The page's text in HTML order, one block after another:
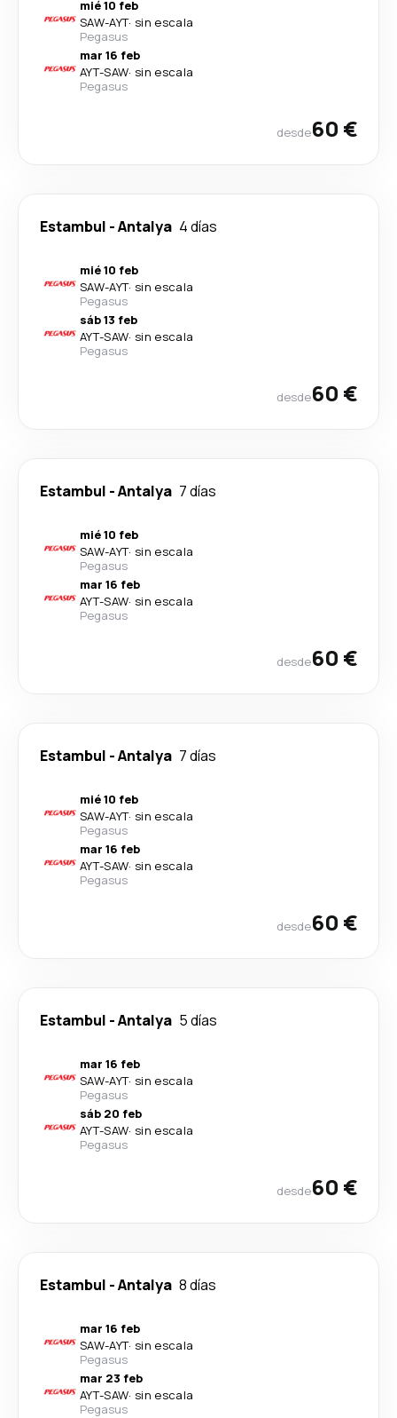
mié 10 feb
SAW-AYT· sin escala
Pegasus
mar 16 feb
AYT-SAW· sin escala
Pegasus
desde60 €
Estambul -Antalya 4 días
mié 10 feb
SAW-AYT· sin escala
Pegasus
sáb 13 feb
AYT-SAW· sin escala
Pegasus
desde60 €
Estambul -Antalya 7 días
mié 10 feb
SAW-AYT· sin escala
Pegasus
mar 16 feb
AYT-SAW· sin escala
Pegasus
desde60 €
Estambul -Antalya 7 días
mié 10 feb
SAW-AYT· sin escala
Pegasus
mar 16 feb
AYT-SAW· sin escala
Pegasus
desde60 €
Estambul -Antalya 5 días
mar 16 feb
SAW-AYT· sin escala
Pegasus
sáb 20 feb
AYT-SAW· sin escala
Pegasus
desde60 €
Estambul -Antalya 8 días
mar 16 feb
SAW-AYT· sin escala
Pegasus
mar 23 feb
AYT-SAW· sin escala
Pegasus